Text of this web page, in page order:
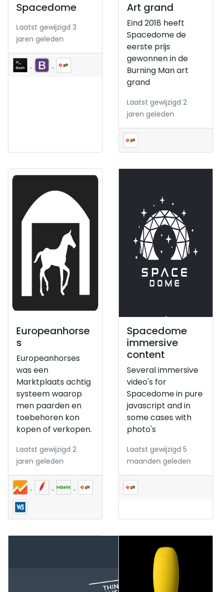
Spacedome
Laatst gewijzigd 3
jaren geleden
Art grand
Eind 2018 heeft
Spacedome de
eerste prijs
gewonnen in de
Burning Man art
grand
Laatst gewijzigd 2
jaren geleden
Europeanhorse
s
Europeanhorses
was een
Marktplaats achtig
systeem waarop
men paarden en
toebehoren kon
kopen of verkopen.
Laatst gewijzigd 2
jaren geleden
Spacedome
immersive
content
Several immersive
video's for
Spacedome in pure
javascript and in
some cases with
photo's
Laatst gewijzigd 5
maanden geleden